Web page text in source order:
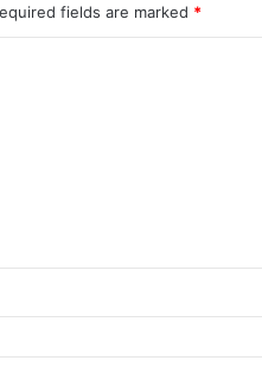
fields are marked *